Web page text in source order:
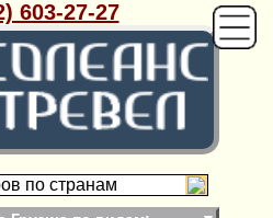
603-27-27
по странам